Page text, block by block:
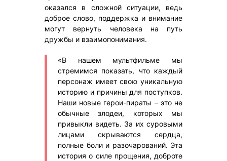
оказался в сложной ситуации, ведь
доброе слово, поддержка и внимание
могут вернуть человека на путь
дружбы и взаимопонимания.
«В нашем мультфильме мы
стремимся показать, что каждый
персонаж имеет свою уникальную
историю и причины для поступков.
Наши новые герои-пираты – это не
обычные злодеи, которых мы
привыкли видеть. За их суровыми
лицами скрываются сердца,
полные боли и разочарований. Эта
история о силе прощения, доброте